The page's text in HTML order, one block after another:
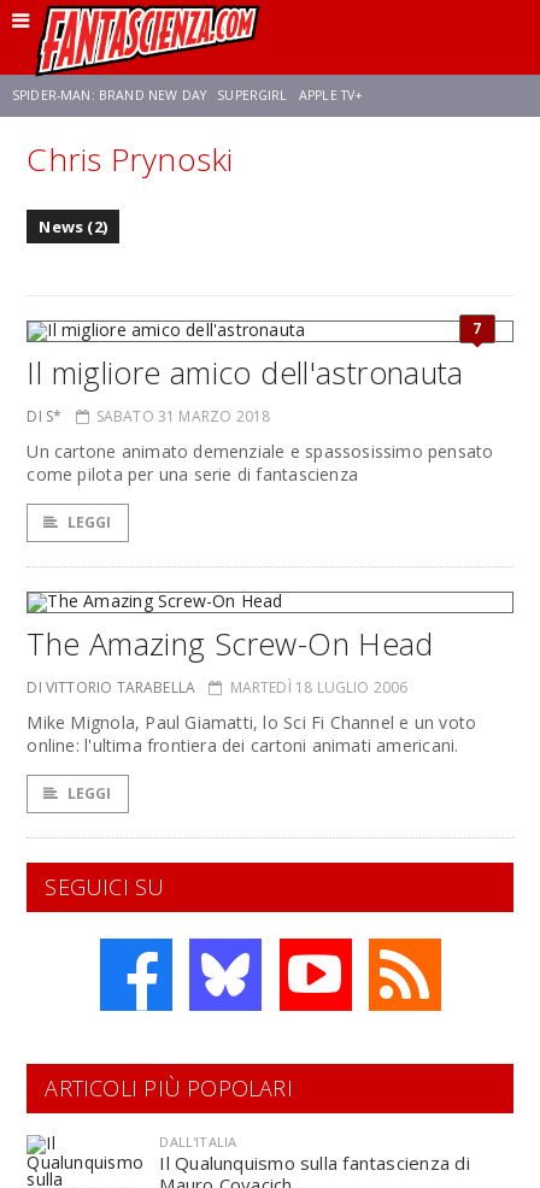
SPIDER-MAN: BRAND NEW DAY SUPERGIRL APPLE TV+
FRANCO RICCIARDIELLO ZENDAYA
Chris Prynoski
News (2)
7
Il migliore amico dell'astronauta
DI S* SABATO 31 MARZO 2018
Un cartone animato demenziale e spassosissimo pensato
come pilota per una serie di fantascienza
LEGGI
The Amazing Screw-On Head
DI VITTORIO TARABELLA MARTEDÌ 18 LUGLIO 2006
Mike Mignola, Paul Giamatti, lo Sci Fi Channel e un voto
online: l'ultima frontiera dei cartoni animati americani.
LEGGI
SEGUICI SU
ARTICOLI PIÙ POPOLARI
DALL'ITALIA
Il Qualunquismo sulla fantascienza di